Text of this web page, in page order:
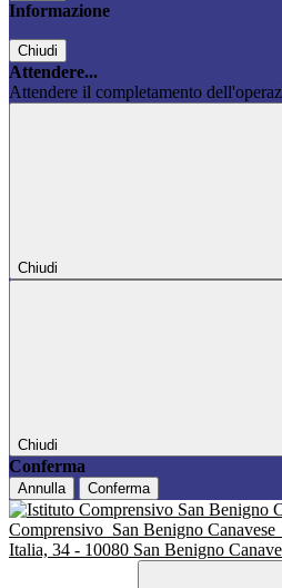
Informazione
Chiudi
Attendere...
Attendere il completamento
Chiudi
Chiudi
Conferma
Annulla Conferma
Comprensivo San Benigno Canavese
Italia, 34 - 10080 San Benigno